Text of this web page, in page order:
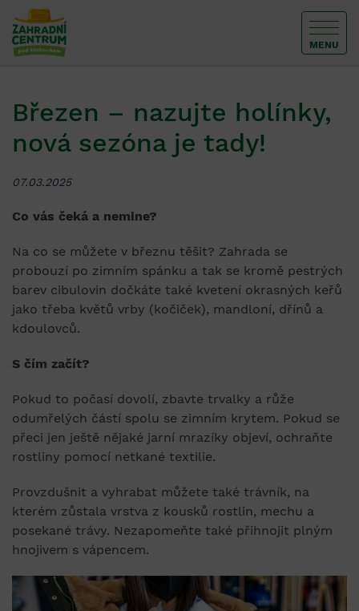
MENU
Březen – nazujte holínky,
nová sezóna je tady!
07.03.2025
Co vás čeká a nemine?
Na co se můžete v březnu těšit? Zahrada se
probouzí po zimním spánku a tak se kromě pestrých
barev cibulovin dočkáte také kvetení okrasných keřů
jako třeba květů vrby (kočiček), mandloní, dřínů a
kdoulovců.
S čím začít?
Pokud to počasí dovolí, zbavte trvalky a růže
odumřelých částí spolu se zimním krytem. Pokud se
přeci jen ještě nějaké jarní mrazíky objeví, ochraňte
rostliny pomocí netkané textilie.
Provzdušnit a vyhrabat můžete také trávník, na
kterém zůstala vrstva z kousků rostlin, mechu a
posekané trávy. Nezapomeňte také přihnojit plným
hnojivem s vápencem.